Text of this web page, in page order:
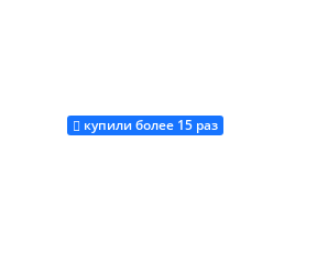
Купить
купили более 15 раз